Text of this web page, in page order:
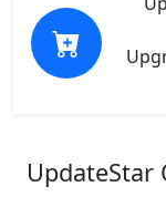
UpdateStar